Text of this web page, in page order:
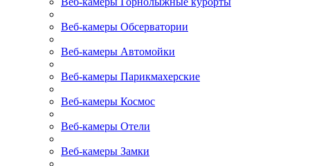
Веб-камеры Обсерватории
Веб-камеры Автомойки
Веб-камеры Парикмахерские
Веб-камеры Космос
Веб-камеры Отели
Веб-камеры Замки